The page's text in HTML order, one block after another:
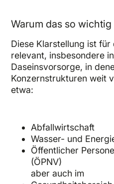
Warum das so wichtig
Diese Klarstellung ist für
relevant, insbesondere
Daseinsvorsorge, in
Konzernstrukturen weit
etwa:
Abfallwirtschaft
Wasser- und
Öffentlicher
(ÖPNV)
aber auch im